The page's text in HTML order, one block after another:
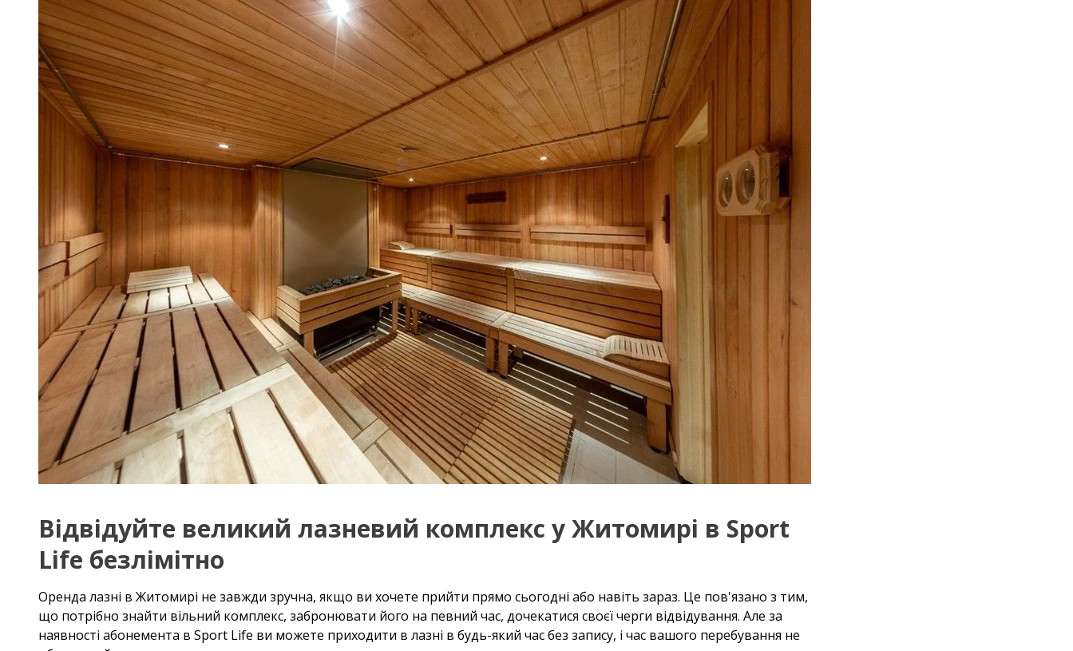
Відвідуйте великий лазневий комплекс у Житомирі в Sport
Life безлімітно
Оренда лазні в Житомирі не завжди зручна, якщо ви хочете прийти прямо сьогодні або навіть зараз. Це пов'язано з тим,
що потрібно знайти вільний комплекс, забронювати його на певний час, дочекатися своєї черги відвідування. Але за
наявності абонемента в Sport Life ви можете приходити в лазні в будь-який час без запису, і час вашого перебування не